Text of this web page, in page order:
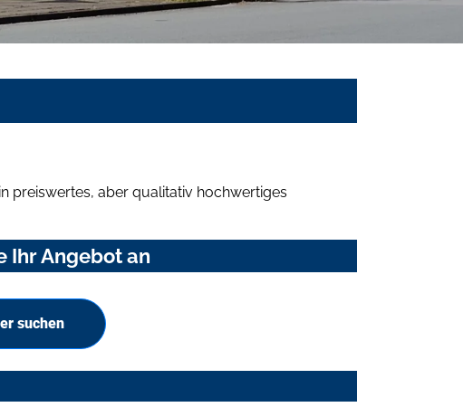
preiswertes, aber qualitativ hochwertiges
Ihr Angebot an
suchen